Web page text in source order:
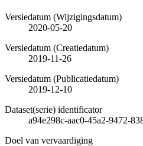
Versiedatum (Wijzigingsdatum)
2020-05-20
Versiedatum (Creatiedatum)
2019-11-26
Versiedatum (Publicatiedatum)
2019-12-10
Dataset(serie) identificator
a94e298c-aac0-45a2-9472-
Doel van vervaardiging